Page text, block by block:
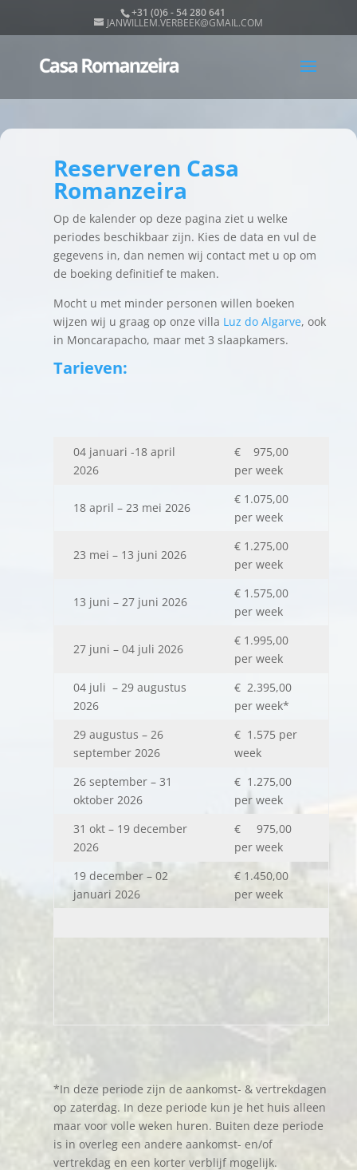
+31 (0)6 - 54 280 641
JANWILLEM.VERBEEK@GMAIL.COM
Reserveren Casa
Romanzeira
Op de kalender op deze pagina ziet u welke
periodes beschikbaar zijn. Kies de data en vul de
gegevens in, dan nemen wij contact met u op om
de boeking definitief te maken.
Mocht u met minder personen willen boeken
wijzen wij u graag op onze villa Luz do Algarve, ook
in Moncarapacho, maar met 3 slaapkamers.
Tarieven:
04 januari -18 april
2026
€ 975,00
per week
18 april – 23 mei 2026
€ 1.075,00
per week
23 mei – 13 juni 2026
€ 1.275,00
per week
13 juni – 27 juni 2026
€ 1.575,00
per week
27 juni – 04 juli 2026
€ 1.995,00
per week
04 juli – 29 augustus
2026
€ 2.395,00
per week*
29 augustus – 26
september 2026
€ 1.575 per
week
26 september – 31
oktober 2026
€ 1.275,00
per week
31 okt – 19 december
2026
€ 975,00
per week
19 december – 02
januari 2026
€ 1.450,00
per week
*In deze periode zijn de aankomst- & vertrekdagen
op zaterdag. In deze periode kun je het huis alleen
maar voor volle weken huren. Buiten deze periode
is in overleg een andere aankomst- en/of
vertrekdag en een korter verblijf mogelijk.